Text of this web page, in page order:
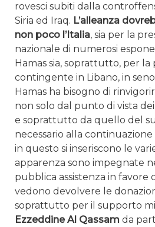
rovesci subiti dalla
Siria ed Iraq. L’alleanza
non poco l’Italia, sia per la
nazionale di numerosi
Hamas sia, soprattutto, per
contingente in Libano, in seno
Hamas ha bisogno di
non solo dal punto di vista
e soprattutto da quello del
necessario alla
in questo si inseriscono le
apparenza sono impegnate
pubblica assistenza in favore
vedono devolvere le
soprattutto per il supporto
Ezzeddine Al Qassam da